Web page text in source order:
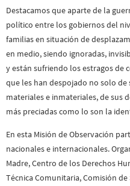
Destacamos que aparte de la
político entre los gobiernos del
familias en situación de
en medio, siendo ignoradas,
y están sufriendo los estragos de
que les han despojado no solo
materiales e inmateriales, de sus
más preciadas como lo son la
En esta Misión de Observación
nacionales e internacionales.
Madre, Centro de los Derechos
Técnica Comunitaria, Comisión